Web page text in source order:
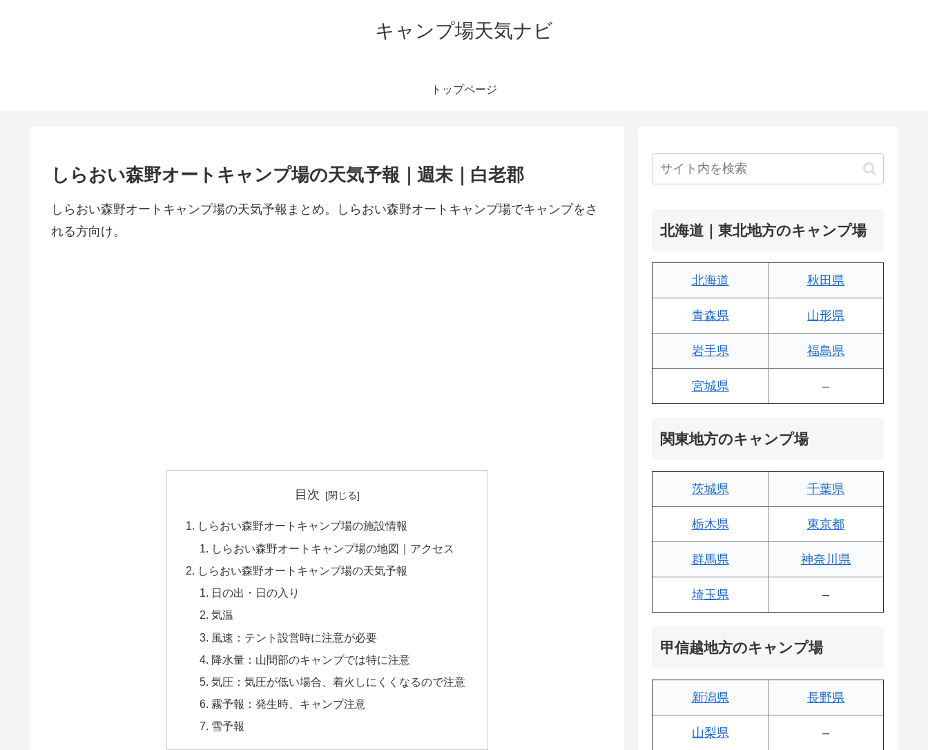
キャンプ場天気ナビ
トップページ
しらおい森野オートキャンプ場の天気予報｜週末｜白老郡
しらおい森野オートキャンプ場の天気予報まとめ。しらおい森野オートキャンプ場でキャンプをさ
れる方向け。
目次
しらおい森野オートキャンプ場の施設情報
しらおい森野オートキャンプ場の地図｜アクセス
しらおい森野オートキャンプ場の天気予報
日の出・日の入り
気温
風速：テント設営時に注意が必要
降水量：山間部のキャンプでは特に注意
気圧：気圧が低い場合、着火しにくくなるので注意
霧予報：発生時、キャンプ注意
雪予報
北海道｜東北地方のキャンプ場
北海道 秋田県
青森県 山形県
岩手県 福島県
宮城県 –
関東地方のキャンプ場
茨城県 千葉県
栃木県 東京都
群馬県 神奈川県
埼玉県 –
甲信越地方のキャンプ場
新潟県 長野県
山梨県 –